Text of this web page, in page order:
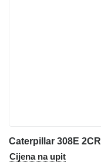
Caterpillar 308E 2CR
Cijena na upit